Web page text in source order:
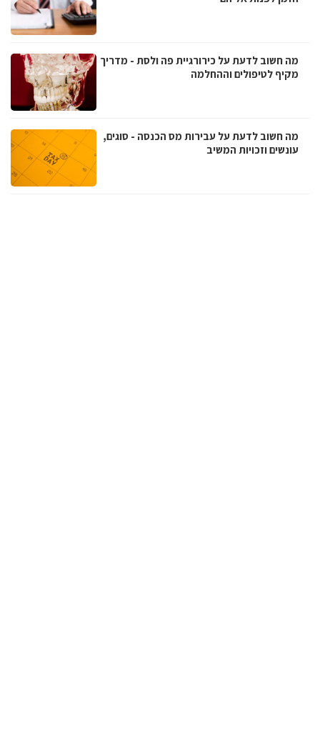
מה חשוב לדעת על כירורגיית פה ולסת - מדריך
מקיף לטיפולים וההחלמה
מה חשוב לדעת על עבירות מס הכנסה - סוגים,
עונשים וזכויות המשיב